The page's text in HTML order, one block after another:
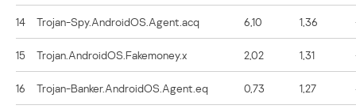
14 Trojan-Spy.AndroidOS.Agent.acq 6,10 1,36
15 Trojan.AndroidOS.Fakemoney.x 2,02 1,31
16 Trojan-Banker.AndroidOS.Agent.eq 0,73 1,27